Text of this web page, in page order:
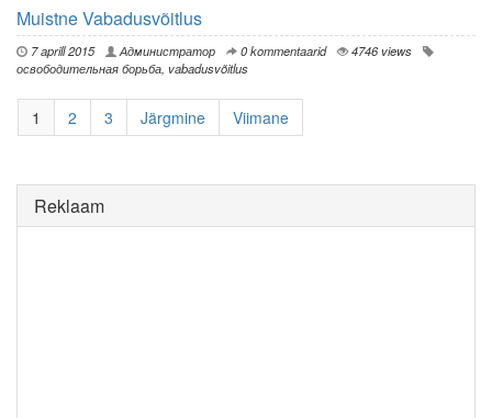
Muistne Vabadusvõitlus
7 aprill 2015 Администратор 0 kommentaarid
4746 views
освободительная борьба, vabadusvõitlus
1 2 3 Järgmine Viimane
Reklaam